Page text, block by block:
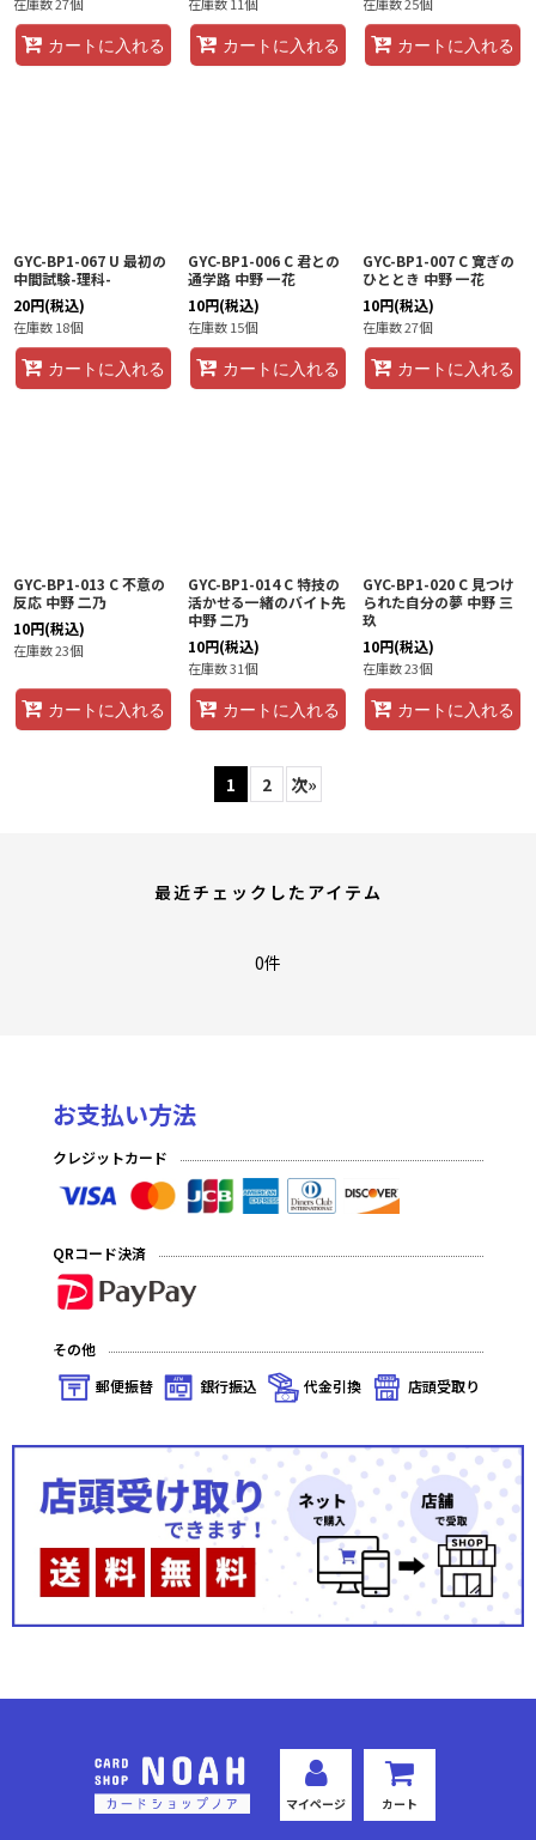
カートに入れる カートに入れる カートに入れる
GYC-BP1-067 U 最初の
中間試験-理科-
20円(税込)
在庫数 18個
カートに入れる
GYC-BP1-006 C 君との
通学路 中野 一花
10円(税込)
在庫数 15個
カートに入れる
GYC-BP1-007 C 寛ぎの
ひととき 中野 一花
10円(税込)
在庫数 27個
カートに入れる
GYC-BP1-013 C 不意の
反応 中野 二乃
10円(税込)
在庫数 23個
カートに入れる
GYC-BP1-014 C 特技の
活かせる一緒のバイト先
中野 二乃
10円(税込)
在庫数 31個
カートに入れる
GYC-BP1-020 C 見つけ
られた自分の夢 中野 三
玖
10円(税込)
在庫数 23個
カートに入れる
1 2 次»
最近チェックしたアイテム
0件
お支払い方法
クレジットカード
QRコード決済
その他
郵便振替
銀行振込 代金引換 店頭受取り
マイページ カート